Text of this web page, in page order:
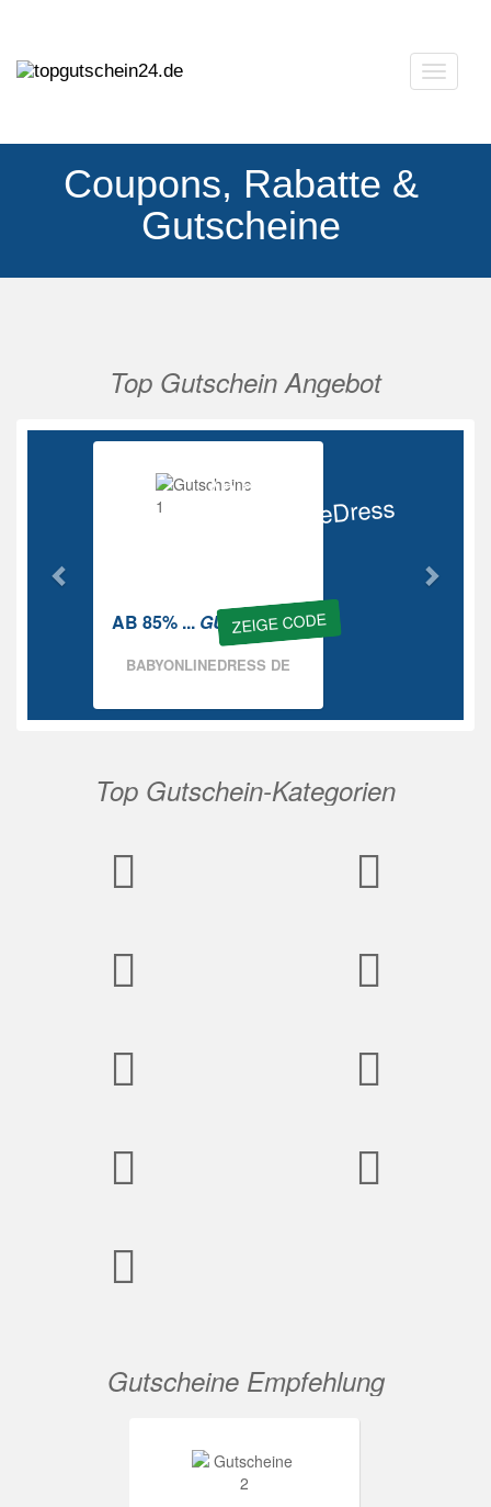
Coupons, Rabatte &
Gutscheine
Top Gutschein Angebot
Ab 85%
BabyOnlineDress
ZEIGE CODE
AB 85% ... GUTSCHEIN
BABYONLINEDRESS DE
Vorherige
Top Gutschein-Kategorien
Gutscheine Empfehlung